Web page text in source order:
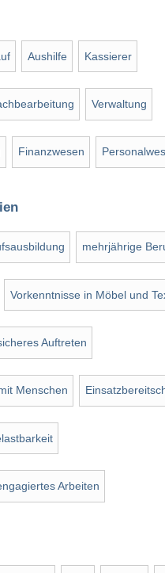
Aushilfe Kassierer
Verwaltung
Finanzwesen
mehrjährige
Vorkenntnisse in Möbel und
Auftreten
Menschen
Arbeiten